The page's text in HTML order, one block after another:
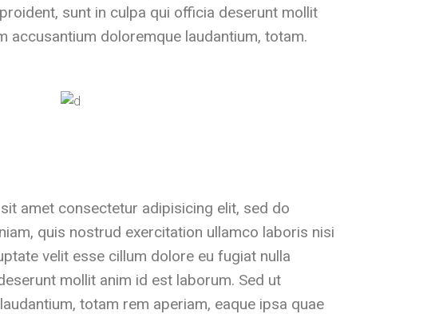
sunt in culpa qui officia deserunt mollit
accusantium doloremque laudantium, totam.
amet consectetur adipisicing elit, sed do
quis nostrud exercitation ullamco laboris nisi
velit esse cillum dolore eu fugiat nulla
mollit anim id est laborum. Sed ut
totam rem aperiam, eaque ipsa quae